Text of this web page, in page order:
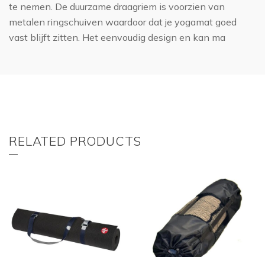
te nemen. De duurzame draagriem is voorzien van
metalen ringschuiven waardoor dat je yogamat goed
vast blijft zitten. Het eenvoudig design en kan ma
RELATED PRODUCTS